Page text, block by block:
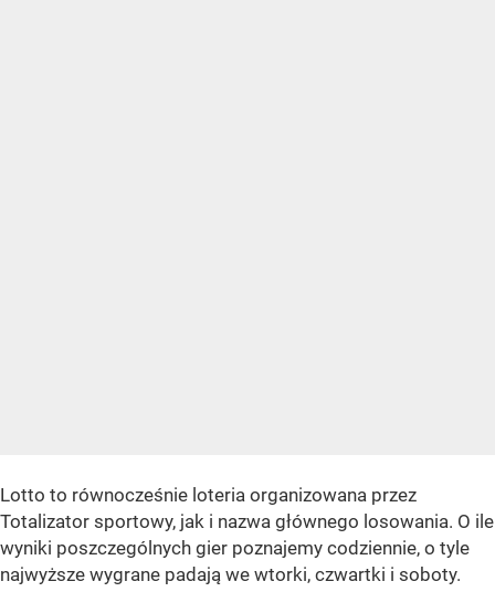
Lotto to równocześnie loteria organizowana przez
Totalizator sportowy, jak i nazwa głównego losowania. O ile
wyniki poszczególnych gier poznajemy codziennie, o tyle
najwyższe wygrane padają we wtorki, czwartki i soboty.